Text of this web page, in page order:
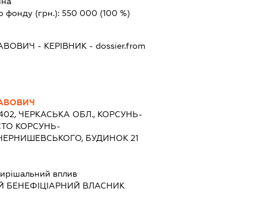
фонду (грн.): 550 000 (100 %)
- КЕРІВНИК - dossier.from
ЧЕРКАСЬКА ОБЛ., КОРСУНЬ-
КОРСУНЬ-
БУДИНОК 21
вплив
БЕНЕФІЦІАРНИЙ ВЛАСНИК